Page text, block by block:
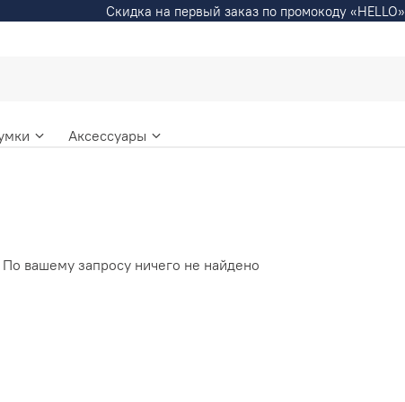
Скидка на первый заказ по промокоду «HELLO»
Аксессуары
По вашему запросу ничего не найдено